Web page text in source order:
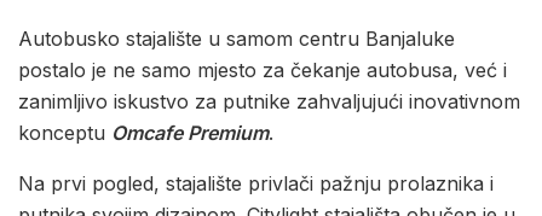
Autobusko stajalište u samom centru Banjaluke
postalo je ne samo mjesto za čekanje autobusa, već i
zanimljivo iskustvo za putnike zahvaljujući inovativnom
konceptu Omcafe Premium.
Na prvi pogled, stajalište privlači pažnju prolaznika i